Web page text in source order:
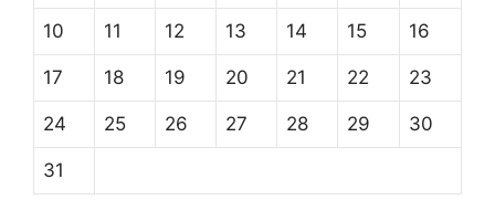
10 11 12 13 14 15 16
17 18 19 20 21 22 23
24 25 26 27 28 29 30
31